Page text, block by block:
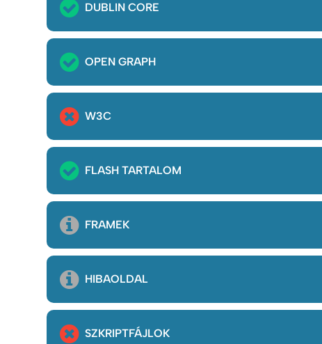
DUBLIN CORE
OPEN GRAPH
W3C
FLASH TARTALOM
FRAMEK
HIBAOLDAL
SZKRIPTFÁJLOK